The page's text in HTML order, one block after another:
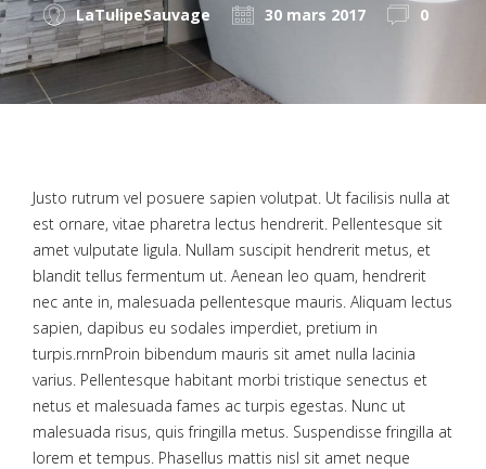
LaTulipeSauvage 30 mars 2017 0
Justo rutrum vel posuere sapien volutpat. Ut facilisis nulla at
est ornare, vitae pharetra lectus hendrerit. Pellentesque sit
amet vulputate ligula. Nullam suscipit hendrerit metus, et
blandit tellus fermentum ut. Aenean leo quam, hendrerit
nec ante in, malesuada pellentesque mauris. Aliquam lectus
sapien, dapibus eu sodales imperdiet, pretium in
turpis.rnrnProin bibendum mauris sit amet nulla lacinia
varius. Pellentesque habitant morbi tristique senectus et
netus et malesuada fames ac turpis egestas. Nunc ut
malesuada risus, quis fringilla metus. Suspendisse fringilla at
lorem et tempus. Phasellus mattis nisl sit amet neque